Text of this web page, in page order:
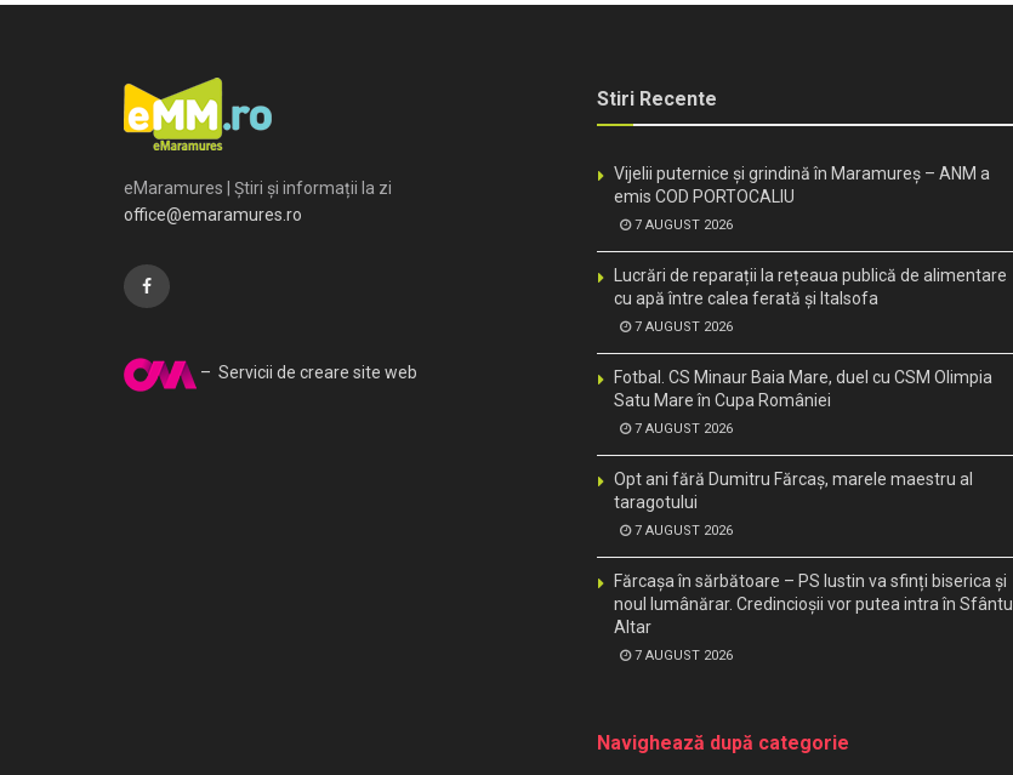
eMaramures | Știri și informații la zi
office@emaramures.ro
– Servicii de creare site web
Stiri Recente
Vijelii puternice și grindină în Maramureș – ANM a
emis COD PORTOCALIU
7 AUGUST 2026
Lucrări de reparații la rețeaua publică de alimentare
cu apă între calea ferată și Italsofa
7 AUGUST 2026
Fotbal. CS Minaur Baia Mare, duel cu CSM Olimpia
Satu Mare în Cupa României
7 AUGUST 2026
Opt ani fără Dumitru Fărcaș, marele maestru al
taragotului
7 AUGUST 2026
Fărcașa în sărbătoare – PS Iustin va sfinți biserica și
noul lumânărar. Credincioșii vor putea intra în Sfântul
Altar
7 AUGUST 2026
Navighează după categorie